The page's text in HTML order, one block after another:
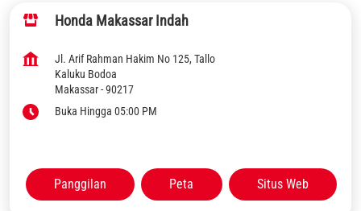
Honda Makassar Indah
Jl. Arif Rahman Hakim No 125, Tallo
Kaluku Bodoa
Makassar-90217
Buka Hingga 05:00 PM
Panggilan Peta Situs Web